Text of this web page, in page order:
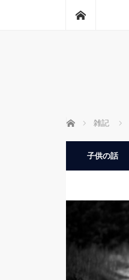
ホーム 雑記
子供の話